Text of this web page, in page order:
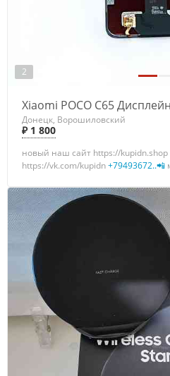
2
Xiaomi POCO C65
Донецк, Ворошиловский
₽ 1 800
новый наш сайт https://kupidn.shop
https://vk.com/kupidn+79493672..📲